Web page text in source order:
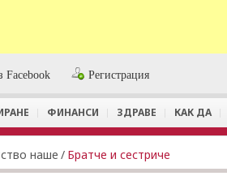
Facebook Регистрация
ФИНАНСИ ЗДРАВЕ КАК ДА
наше / Братче и сестриче